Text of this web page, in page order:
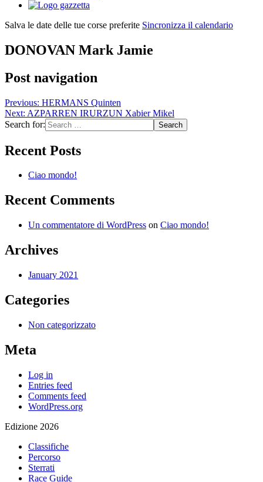
Salva le date delle tue corse preferite Sincronizza il calendario
DONOVAN Mark Jamie
Post navigation
Previous: HERMANS Quinten
Next: AZPARREN IRURZUN Xabier Mikel
Search for:
Recent Posts
Ciao mondo!
Recent Comments
Un commentatore di WordPress on Ciao mondo!
Archives
January 2021
Categories
Non categorizzato
Meta
Log in
Entries feed
Comments feed
WordPress.org
Edizione 2026
Classifiche
Percorso
Sterrati
Race Guide